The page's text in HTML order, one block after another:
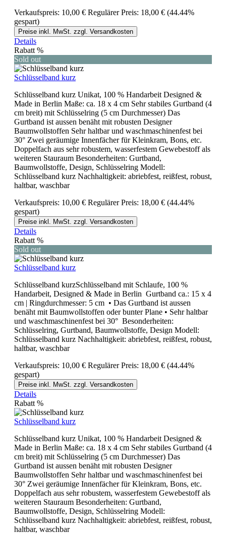
Verkaufspreis: 10,00 € Regulärer Preis: 18,00 € (44.44%
gespart)
Preise inkl. MwSt. zzgl. Versandkosten
Details
Rabatt %
Sold out
Schlüsselband kurz
Schlüsselband kurz Unikat, 100 % Handarbeit Designed &
Made in Berlin Maße: ca. 18 x 4 cm Sehr stabiles Gurtband (4
cm breit) mit Schlüsselring (5 cm Durchmesser) Das
Gurtband ist aussen benäht mit robusten Designer
Baumwollstoffen Sehr haltbar und waschmaschinenfest bei
30° Zwei geräumige Innenfächer für Kleinkram, Bons, etc.
Doppelfach aus sehr robustem, wasserfestem Gewebestoff als
weiteren Stauraum Besonderheiten: Gurtband,
Baumwollstoffe, Design, Schlüsselring Modell:
Schlüsselband kurz Nachhaltigkeit: abriebfest, reißfest, robust,
haltbar, waschbar
Verkaufspreis: 10,00 € Regulärer Preis: 18,00 € (44.44%
gespart)
Preise inkl. MwSt. zzgl. Versandkosten
Details
Rabatt %
Sold out
Schlüsselband kurz
Schlüsselband kurzSchlüsselband mit Schlaufe, 100 %
Handarbeit, Designed & Made in Berlin Gurtband ca.: 15 x 4
cm | Ringdurchmesser: 5 cm • Das Gurtband ist aussen
benäht mit Baumwollstoffen oder bunter Plane • Sehr haltbar
und waschmaschinenfest bei 30° Besonderheiten:
Schlüsselring, Gurtband, Baumwollstoffe, Design Modell:
Schlüsselband kurz Nachhaltigkeit: abriebfest, reißfest, robust,
haltbar, waschbar
Verkaufspreis: 10,00 € Regulärer Preis: 18,00 € (44.44%
gespart)
Preise inkl. MwSt. zzgl. Versandkosten
Details
Rabatt %
Schlüsselband kurz
Schlüsselband kurz Unikat, 100 % Handarbeit Designed &
Made in Berlin Maße: ca. 18 x 4 cm Sehr stabiles Gurtband (4
cm breit) mit Schlüsselring (5 cm Durchmesser) Das
Gurtband ist aussen benäht mit robusten Designer
Baumwollstoffen Sehr haltbar und waschmaschinenfest bei
30° Zwei geräumige Innenfächer für Kleinkram, Bons, etc.
Doppelfach aus sehr robustem, wasserfestem Gewebestoff als
weiteren Stauraum Besonderheiten: Gurtband,
Baumwollstoffe, Design, Schlüsselring Modell:
Schlüsselband kurz Nachhaltigkeit: abriebfest, reißfest, robust,
haltbar, waschbar